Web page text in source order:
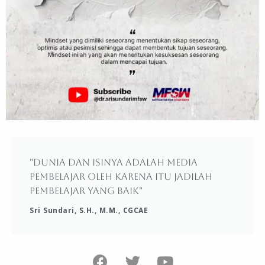
"Dunia dan isinya adalah media
pembelajar oleh karena itu jadilah
pembelajar yang baik"
Sri Sundari, S.H., M.M., CGCAE